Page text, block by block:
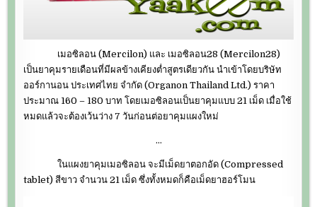
เมอซิลอน (Mercilon) และ เมอซิลอน28 (Mercilon28)
เป็นยาคุมรายเดือนที่มีผลข้างเคียงต่ำสูตรเดียวกัน นำเข้าโดยบริษัท
ออร์กานอน ประเทศไทย จำกัด (Organon Thailand Ltd.) ราคา
ประมาณ 160 – 180 บาท โดยเมอซิลอนเป็นยาคุมแบบ 21 เม็ด เมื่อใช้
หมดแล้วจะต้องเว้นว่าง 7 วันก่อนต่อยาคุมแผงใหม่
…
ในแผงยาคุมเมอซิลอน จะมีเม็ดยาตอกอัด (Compressed
tablet) สีขาว จำนวน 21 เม็ด ซึ่งทั้งหมดก็คือเม็ดยาฮอร์โมน